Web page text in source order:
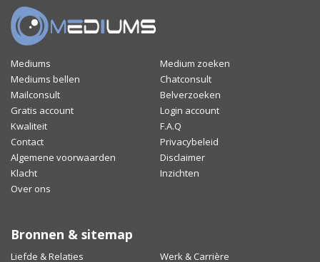
Mediums
Medium zoeken
Mediums bellen
Chatconsult
Mailconsult
Belverzoeken
Gratis account
Login account
Kwaliteit
F.A.Q
Contact
Privacybeleid
Algemene voorwaarden
Disclaimer
Klacht
Inzichten
Over ons
Bronnen & sitemap
Liefde & Relaties Werk & Carrière